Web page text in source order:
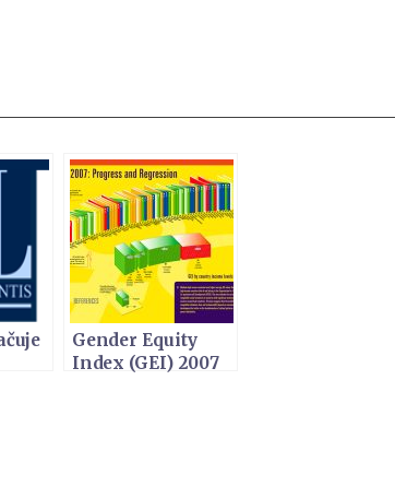
Gender Equity
Index (GEI) 2007